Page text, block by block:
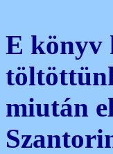
E könyv
miután